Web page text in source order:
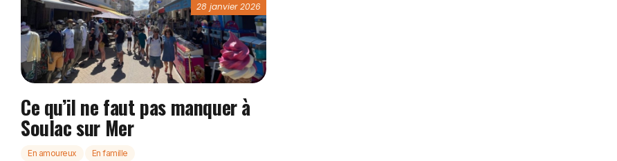
28 janvier 2026
Ce qu’il ne faut pas manquer à
Soulac sur Mer
En amoureux En famille